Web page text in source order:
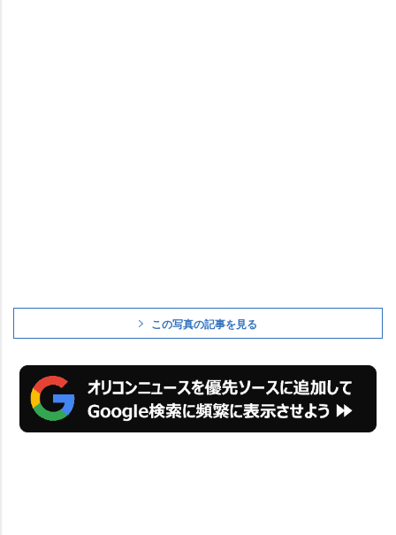
この写真の記事を見る